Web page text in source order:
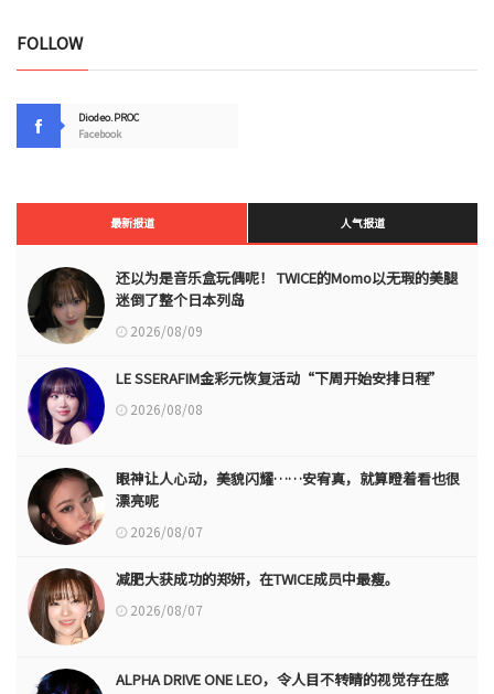
FOLLOW
Diodeo.PROC
Facebook
最新报道 人气报道
还以为是音乐盒玩偶呢！ TWICE的Momo以无瑕的美腿
迷倒了整个日本列岛
2026/08/09
LE SSERAFIM金彩元恢复活动“下周开始安排日程”
2026/08/08
眼神让人心动，美貌闪耀……安宥真，就算瞪着看也很
漂亮呢
2026/08/07
减肥大获成功的郑妍，在TWICE成员中最瘦。
2026/08/07
ALPHA DRIVE ONE LEO，令人目不转睛的视觉存在感